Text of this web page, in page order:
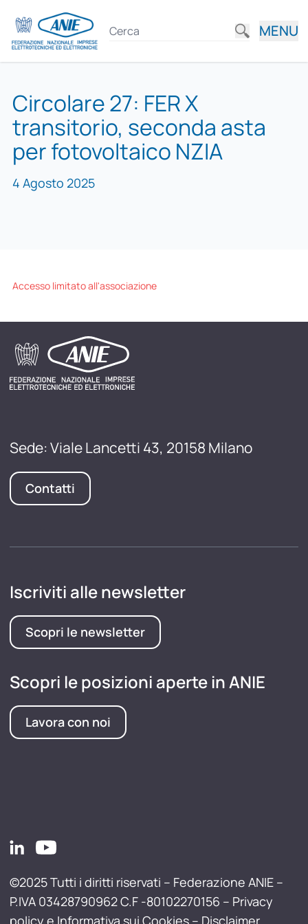
MENU
Circolare 27: FER X
transitorio, seconda asta
per fotovoltaico NZIA
4 Agosto 2025
Accesso limitato all'associazione
Sede: Viale Lancetti 43, 20158 Milano
Contatti
Iscriviti alle newsletter
Scopri le newsletter
Scopri le posizioni aperte in ANIE
Lavora con noi
©2025 Tutti i diritti riservati – Federazione ANIE –
P.IVA 03428790962 C.F -80102270156 – Privacy